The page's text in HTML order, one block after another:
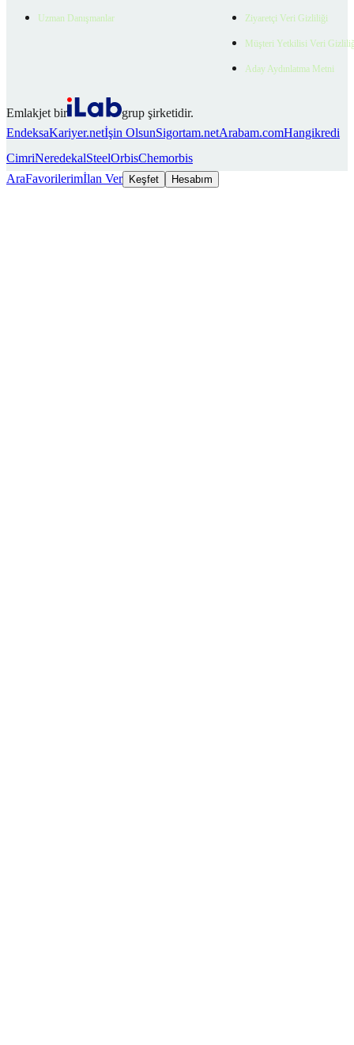
Uzman Danışmanlar Ziyaretçi Veri Gizliliği
Müşteri Yetkilisi Veri
Aday Aydınlatma Metni
Emlakjet bir
grup şirketidir.
EndeksaKariyer.netİşin OlsunSigortam.netArabam.comHangikredi
CimriNeredekalSteelOrbisChemorbis
AraFavorilerimİlan Ver Keşfet Hesabım